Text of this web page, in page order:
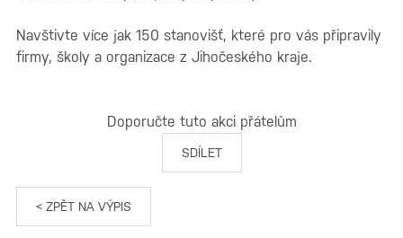
Navštivte více jak 150 stanovišť, které pro vás připravily
firmy, školy a organizace z Jihočeského kraje.
Doporučte tuto akci přátelům
SDÍLET
< ZPĚT NA VÝPIS